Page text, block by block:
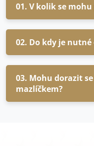
01. V kolik se
02. Do kdy je
03. Mohu dorazit
mazlíčkem?